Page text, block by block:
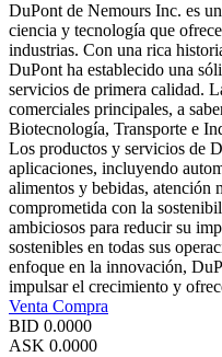
DuPont de Nemours Inc. es
ciencia y tecnología que
industrias. Con una rica
DuPont ha establecido una
servicios de primera calidad.
comerciales principales, a
Biotecnología, Transporte e
Los productos y servicios de
aplicaciones, incluyendo
alimentos y bebidas, atención
comprometida con la
ambiciosos para reducir su
sostenibles en todas sus
enfoque en la innovación,
impulsar el crecimiento y
Venta Compra
BID 0.0000
ASK 0.0000